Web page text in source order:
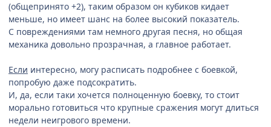
(общепринято +2), таким образом он кубиков кидает
меньше, но имеет шанс на более высокий показатель.
С повреждениями там немного другая песня, но общая
механика довольно прозрачная, а главное работает.
Если интересно, могу расписать подробнее с боевкой,
попробую даже подсократить.
И, да, если таки хочется полноценную боевку, то стоит
морально готовиться что крупные сражения могут длиться
недели неигрового времени.